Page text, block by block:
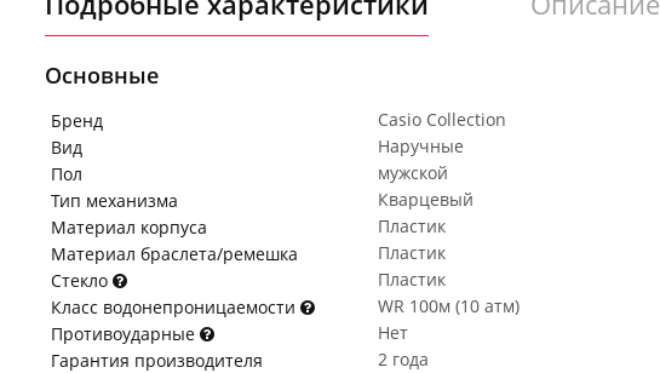
Основные
Бренд
Casio Collection
Вид
Наручные
Пол
мужской
Тип механизма
Кварцевый
Материал корпуса
Пластик
Материал браслета/ремешка
Пластик
Стекло
Пластик
Класс водонепроницаемости
WR 100м (10 атм)
Противоударные
Нет
Гарантия производителя
2 года